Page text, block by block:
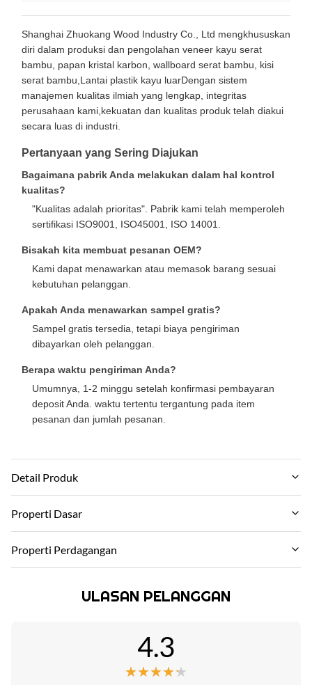
Shanghai Zhuokang Wood Industry Co., Ltd mengkhususkan
diri dalam produksi dan pengolahan veneer kayu serat
bambu, papan kristal karbon, wallboard serat bambu, kisi
serat bambu,Lantai plastik kayu luarDengan sistem
manajemen kualitas ilmiah yang lengkap, integritas
perusahaan kami,kekuatan dan kualitas produk telah diakui
secara luas di industri.
Pertanyaan yang Sering Diajukan
Bagaimana pabrik Anda melakukan dalam hal kontrol
kualitas?
"Kualitas adalah prioritas". Pabrik kami telah memperoleh
sertifikasi ISO9001, ISO45001, ISO 14001.
Bisakah kita membuat pesanan OEM?
Kami dapat menawarkan atau memasok barang sesuai
kebutuhan pelanggan.
Apakah Anda menawarkan sampel gratis?
Sampel gratis tersedia, tetapi biaya pengiriman
dibayarkan oleh pelanggan.
Berapa waktu pengiriman Anda?
Umumnya, 1-2 minggu setelah konfirmasi pembayaran
deposit Anda. waktu tertentu tergantung pada item
pesanan dan jumlah pesanan.
Detail Produk
Material:
Feature:
Properti Dasar
Nama Merek:
Properti Perdagangan
ULASAN PELANGGAN
4.3
★★★★★
★★★★★